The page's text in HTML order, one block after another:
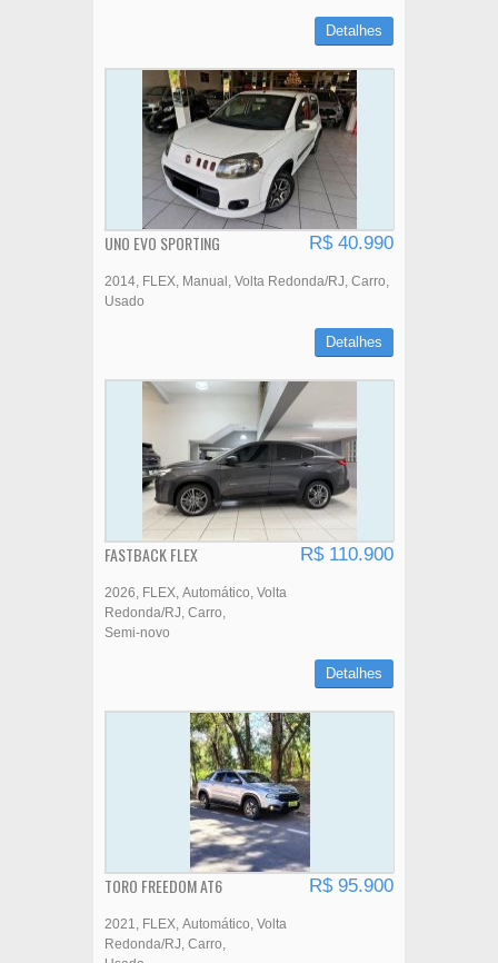
Detalhes
UNO EVO SPORTING R$ 40.990
2014 FLEX Manual Volta Redonda/RJ Carro
Usado
Detalhes
FASTBACK FLEX R$ 110.900
2026 FLEX Automático Volta
Redonda/RJ Carro
Semi-novo
Detalhes
TORO FREEDOM AT6 R$ 95.900
2021 FLEX Automático Volta
Redonda/RJ Carro